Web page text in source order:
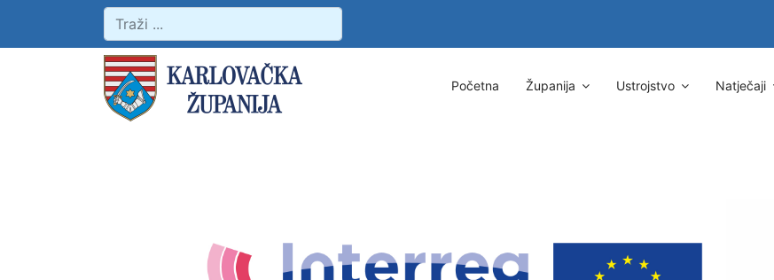
Početna Županija Ustrojstvo Natječaji